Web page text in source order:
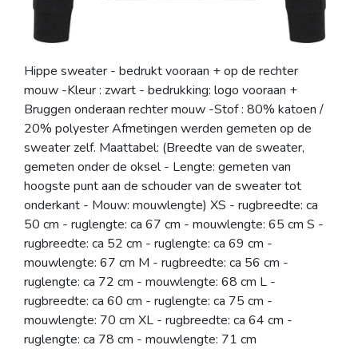
Hippe sweater - bedrukt vooraan + op de rechter
mouw -Kleur : zwart - bedrukking: logo vooraan +
Bruggen onderaan rechter mouw -Stof : 80% katoen /
20% polyester Afmetingen werden gemeten op de
sweater zelf. Maattabel: (Breedte van de sweater,
gemeten onder de oksel - Lengte: gemeten van
hoogste punt aan de schouder van de sweater tot
onderkant - Mouw: mouwlengte) XS - rugbreedte: ca
50 cm - ruglengte: ca 67 cm - mouwlengte: 65 cm S -
rugbreedte: ca 52 cm - ruglengte: ca 69 cm -
mouwlengte: 67 cm M - rugbreedte: ca 56 cm -
ruglengte: ca 72 cm - mouwlengte: 68 cm L -
rugbreedte: ca 60 cm - ruglengte: ca 75 cm -
mouwlengte: 70 cm XL - rugbreedte: ca 64 cm -
ruglengte: ca 78 cm - mouwlengte: 71 cm